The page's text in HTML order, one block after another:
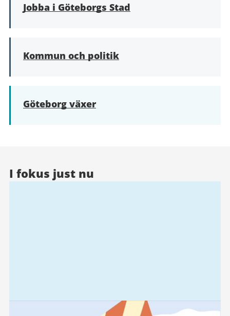
Jobba i Göteborgs Stad
Kommun och politik
Göteborg växer
I fokus just nu